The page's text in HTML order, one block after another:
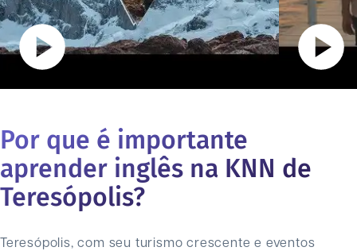
Por que é importante
aprender inglês na KNN de
Teresópolis?
Teresópolis, com seu turismo crescente e eventos